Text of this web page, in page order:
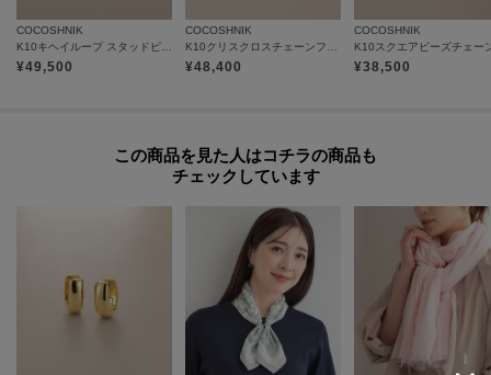
プは1つになり、商品が全て揃ってからの発送となります。
各お届け時期毎に、商品の発送をご希望の場合は1点づつカートに入れてご購
COCOSHNIK
K10キヘイループ スタッドピアス
¥49,500
COCOSHNIK
K10クリスクロスチェーンフープ スタッドピアス
¥48,400
COCOSHNIK
¥38,500
この商品を見た人はコチラの商品も
チェックしています